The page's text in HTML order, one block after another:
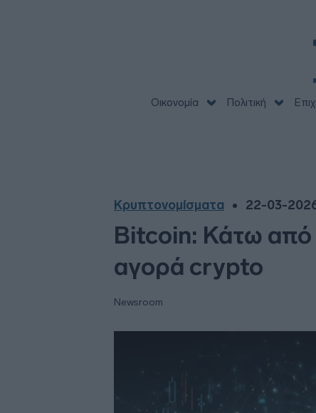
Οικονομία Πολιτική
Κρυπτονομίσματα 22-03-
Bitcoin: Κάτω από
αγορά crypto
Newsroom